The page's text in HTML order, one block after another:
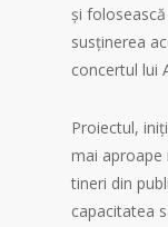
și
susținerea
concertul lui
Proiectul,
mai aproape
tineri din
capacitatea